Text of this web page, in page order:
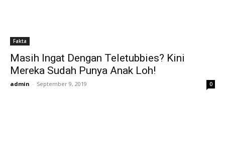
Fakta
Masih Ingat Dengan Teletubbies? Kini
Mereka Sudah Punya Anak Loh!
admin - September 9, 2019 0